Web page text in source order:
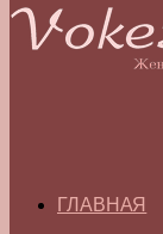
ГЛАВНАЯ